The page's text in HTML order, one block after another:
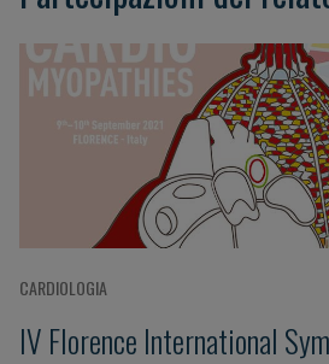
CARDIOLOGIA
IV Florence International